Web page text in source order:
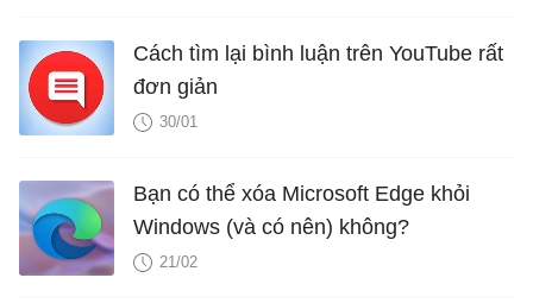
Cách tìm lại bình luận trên YouTube rất
đơn giản
30/01
Bạn có thể xóa Microsoft Edge khỏi
Windows (và có nên) không?
21/02